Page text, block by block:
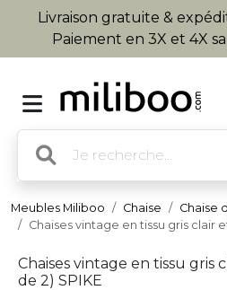
Livraison gratuite &
Paiement en 3X et 4X
Meubles Miliboo Chaise
Chaise
Chaises vintage en tissu gris clair
Chaises vintage en tissu gris
de 2) SPIKE